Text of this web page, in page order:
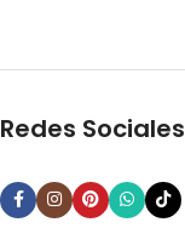
Redes Sociales